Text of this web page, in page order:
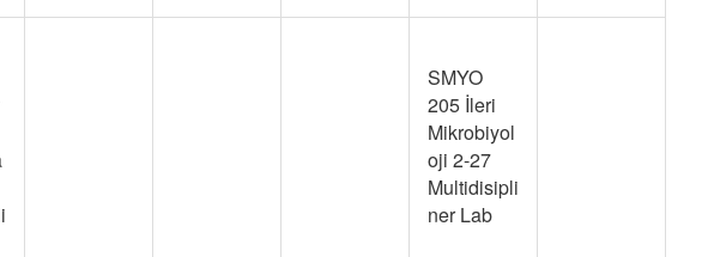
SMYO
205 İleri
Mikrobiyol
oji 2-27
Multidisipli
ner Lab